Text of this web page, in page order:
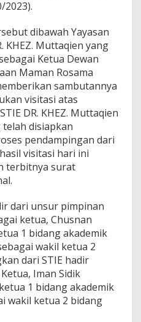
2023).
dibawah Yayasan
KHEZ. Muttaqien yang
Ketua Dewan
Maman Rosama
sambutannya
visitasi atas
DR. KHEZ. Muttaqien
disiapkan
pendampingan dari
visitasi hari ini
terbitnya surat
dari unsur pimpinan
ketua, Chusnan
1 bidang akademik
wakil ketua 2
dari STIE hadir
Iman Sidik
1 bidang akademik
wakil ketua 2 bidang